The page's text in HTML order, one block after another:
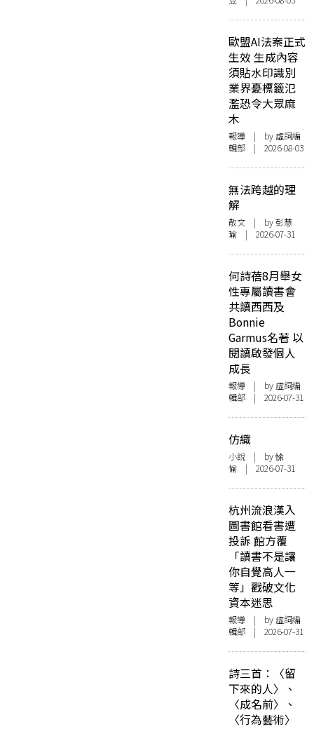
歐盟AI法案正式
生效 生成內容
須貼水印識別
業界憂標籤氾
濫恐令大眾麻
木
報導 | by 虛詞編
輯部 | 2026-08-03
無法跨越的理
解
散文 | by 彭慧
瑜 | 2026-07-31
何詩蓓8月舉女
性專屬讀書會
共讀西西及
Bonnie
Garmus名著 以
閱讀啟發個人
成長
報導 | by 虛詞編
輯部 | 2026-07-31
仿織
小說 | by 悇
愉 | 2026-07-31
杭州流浪漢入
圖書館看書遭
投訴 館方覆
「讀書不是讓
你自覺高人一
等」戳破文化
資本迷思
報導 | by 虛詞編
輯部 | 2026-07-31
詩三首：〈留
下來的人〉、
〈成名前〉、
〈行為藝術〉